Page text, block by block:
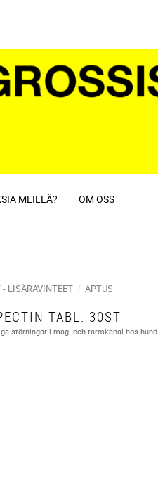
MEILLÄ? OM OSS
LISÄRAVINTEET APTUS
TABL. 30ST
störningar i mag- och tarmkanal hos hund